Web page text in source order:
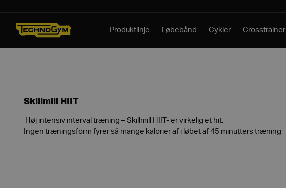
Produktlinje Løbebånd Cykler Crosstrainer
Skillmill HIIT
Høj intensiv interval træning – Skillmill HIIT- er virkelig et hit.
Ingen træningsform fyrer så mange kalorier af i løbet af 45 minutters træning